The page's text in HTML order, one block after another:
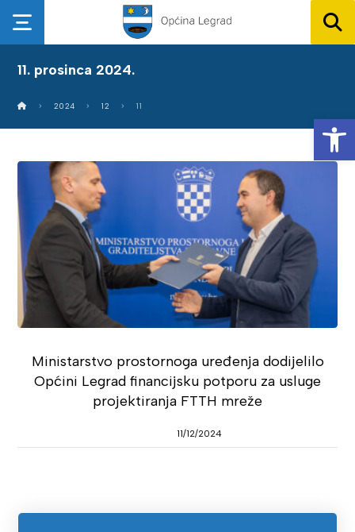
11. prosinca 2024.
2024 12 11
Ministarstvo prostornoga uređenja dodijelilo
Općini Legrad financijsku potporu za usluge
projektiranja FTTH mreže
11/12/2024